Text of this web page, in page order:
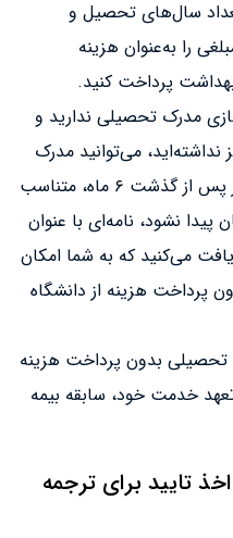
سال‌های تحصیل و
را به‌عنوان هزینه
پرداخت کنید.
مدرک تحصیلی ندارید و
می‌توانید مدرک
خود را به وزارت کار ارائه دهید. اگر پس از گذشت ۶ ماه، متناسب
نشود، نامه‌ای با عنوان
می‌کنید که به شما امکان
پرداخت هزینه از دانشگاه
تحصیلی بدون پرداخت هزینه
خدمت خود، سابقه بیمه
تایید برای ترجمه